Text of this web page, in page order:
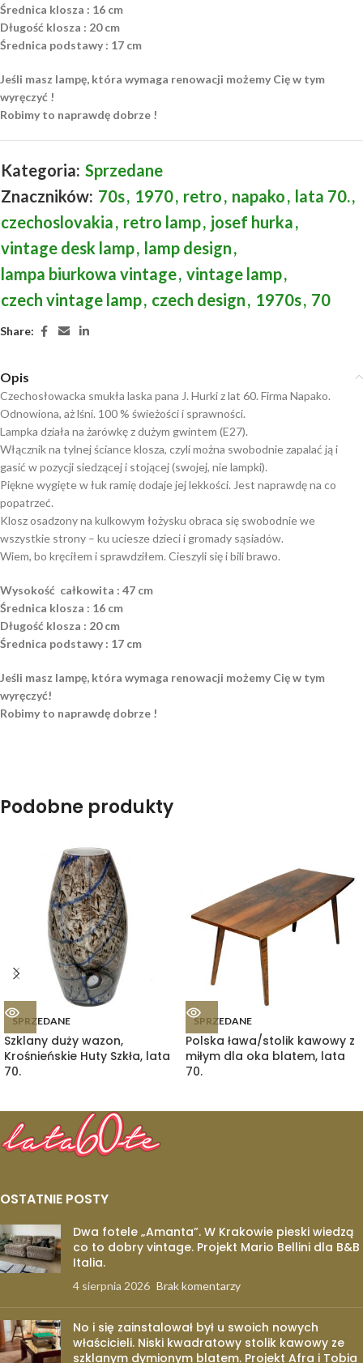
Średnica klosza : 16 cm
Długość klosza : 20 cm
Średnica podstawy : 17 cm
Jeśli masz lampę, która wymaga renowacji możemy Cię w tym
wyręczyć !
Robimy to naprawdę dobrze !
Kategoria: Sprzedane
Znaczników: 70s, 1970, retro, napako, lata 70.,
czechoslovakia, retro lamp, josef hurka,
vintage desk lamp, lamp design,
lampa biurkowa vintage, vintage lamp,
czech vintage lamp, czech design, 1970s, 70
Share:
Opis
Czechosłowacka smukła laska pana J. Hurki z lat 60. Firma Napako.
Odnowiona, aż lśni. 100 % świeżości i sprawności.
Lampka działa na żarówkę z dużym gwintem (E27).
Włącznik na tylnej ściance klosza, czyli można swobodnie zapalać ją i
gasić w pozycji siedzącej i stojącej (swojej, nie lampki).
Piękne wygięte w łuk ramię dodaje jej lekkości. Jest naprawdę na co
popatrzeć.
Klosz osadzony na kulkowym łożysku obraca się swobodnie we
wszystkie strony – ku uciesze dzieci i gromady sąsiadów.
Wiem, bo kręciłem i sprawdziłem. Cieszyli się i bili brawo.
Wysokość całkowita : 47 cm
Średnica klosza : 16 cm
Długość klosza : 20 cm
Średnica podstawy : 17 cm
Jeśli masz lampę, która wymaga renowacji możemy Cię w tym
wyręczyć!
Robimy to naprawdę dobrze !
Podobne produkty
SPRZEDANE
Szklany duży wazon,
Krośnieńskie Huty Szkła, lata
70.
SPRZEDANE
Polska ława/stolik kawowy z
miłym dla oka blatem, lata
70.
OSTATNIE POSTY
Dwa fotele „Amanta”. W Krakowie pieski wiedzą
co to dobry vintage. Projekt Mario Bellini dla B&B
Italia.
4 sierpnia 2026 Brak komentarzy
No i się zainstalował był u swoich nowych
właścicieli. Niski kwadratowy stolik kawowy ze
szklanym dymionym blatem. Projekt Afra i Tobia